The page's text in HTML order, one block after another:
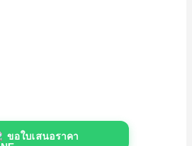
ขอใบเสนอราคา